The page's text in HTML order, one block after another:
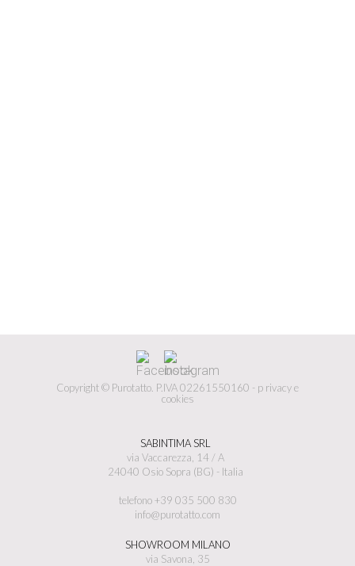
Copyright © Purotatto. P.IVA 02261550160 - p rivacy e
cookies
SABINTIMA SRL
via Vaccarezza, 14 / A
24040 Osio Sopra (BG) - Italia
telefono +39 035 500 830
info@purotatto.com
SHOWROOM MILANO
via Savona, 35